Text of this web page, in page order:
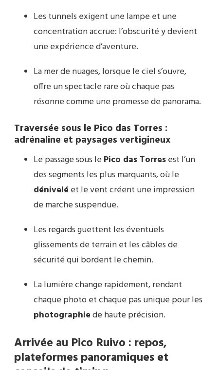
Les tunnels exigent une lampe et une
concentration accrue: l’obscurité y devient
une expérience d’aventure.
La mer de nuages, lorsque le ciel s’ouvre,
offre un spectacle rare où chaque pas
résonne comme une promesse de panorama.
Traversée sous le Pico das Torres :
adrénaline et paysages vertigineux
Le passage sous le Pico das Torresest l’un
des segments les plus marquants, où le
dénivelé et le vent créent une impression
de marche suspendue.
Les regards guettent les éventuels
glissements de terrain et les câbles de
sécurité qui bordent le chemin.
La lumière change rapidement, rendant
chaque photo et chaque pas unique pour les
photographiede haute précision.
Arrivée au Pico Ruivo : repos,
plateformes panoramiques et